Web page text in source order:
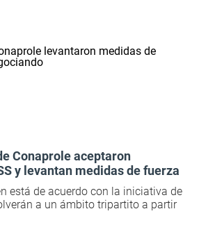
Conaprole aceptaron
y levantan medidas de fuerza
está de acuerdo con la iniciativa de
a un ámbito tripartito a partir